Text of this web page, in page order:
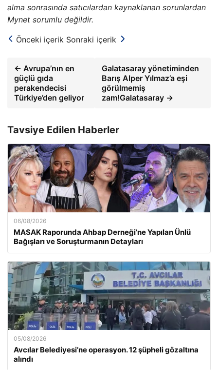
alma sonrasında satıcılardan kaynaklanan sorunlardan
Mynet sorumlu değildir.
Önceki içerik Sonraki içerik
← Avrupa’nın en
güçlü gıda
perakendecisi
Türkiye’den geliyor
Galatasaray yönetiminden
Barış Alper Yılmaz’a eşi
görülmemiş
zam!Galatasaray →
Tavsiye Edilen Haberler
06/08/2026
MASAK Raporunda Ahbap Derneği’ne Yapılan Ünlü
Bağışları ve Soruşturmanın Detayları
05/08/2026
Avcılar Belediyesi’ne operasyon. 12 şüpheli gözaltına
alındı